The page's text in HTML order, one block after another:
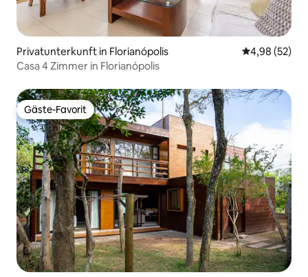
Privatunterkunft in Florianópolis
4,98 (52)
Casa 4 Zimmer in Florianópolis
Gäste-Favorit
Gäste-Favorit